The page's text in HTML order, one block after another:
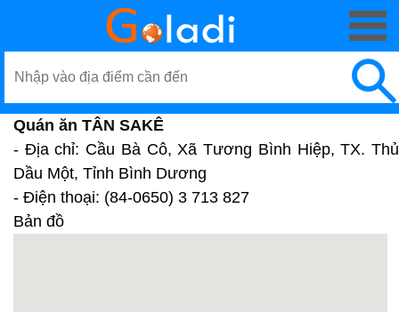
Quán ăn TÂN SAKÊ
- Địa chỉ: Cầu Bà Cô, Xã Tương Bình Hiệp, TX. Thủ
Dầu Một, Tỉnh Bình Dương
- Điện thoại: (84-0650) 3 713 827
Bản đồ